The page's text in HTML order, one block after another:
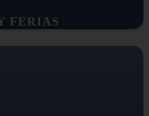
FERIAS